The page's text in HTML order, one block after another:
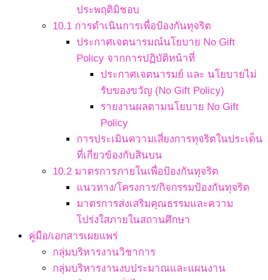
ประพฤติมิชอบ
10.1 การดำเนินการเพื่อป้องกันทุจริต
ประกาศเจตนารมณ์นโยบาย No Gift
Policy จากการปฏิบัติหน้าที่
ประกาศเจตนารมย์ และ นโยบายไม่
รับของขวัญ (No Gift Policy)
รายงานผลตามนโยบาย No Gift
Policy
การประเมินความเสี่ยงการทุจริตในประเด็น
ที่เกี่ยวข้องกับสินบน
10.2 มาตรการภายในเพื่อป้องกันทุจริต
แนวทาง/โครงการ/กิจกรรมป้องกันทุจริต
มาตรการส่งเสริมคุณธรรมและความ
โปร่งใสภายในสถานศึกษา
คู่มือ/เอกสารเผยแพร่
กลุ่มบริหารงานวิชาการ
กลุ่มบริหารงานงบประมาณและแผนงาน